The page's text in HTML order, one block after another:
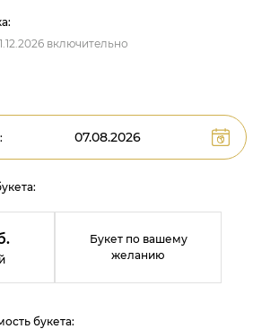
включительно
Букет по вашему
желанию
букета: